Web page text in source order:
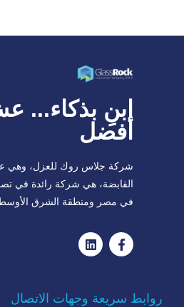
ابنِ بذكاء...
أفضل
شركة جلاس روك للعزل، وهي
القابضة، هي شركة رائدة في
في مصر ومنطقة الشرق الأوسط
روابط سريعة وجهات الاتصال